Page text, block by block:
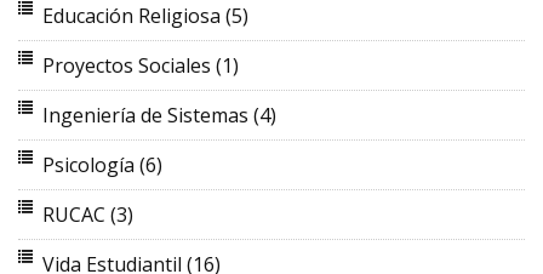
Educación Religiosa (5)
Proyectos Sociales (1)
Ingeniería de Sistemas (4)
Psicología (6)
RUCAC (3)
Vida Estudiantil (16)